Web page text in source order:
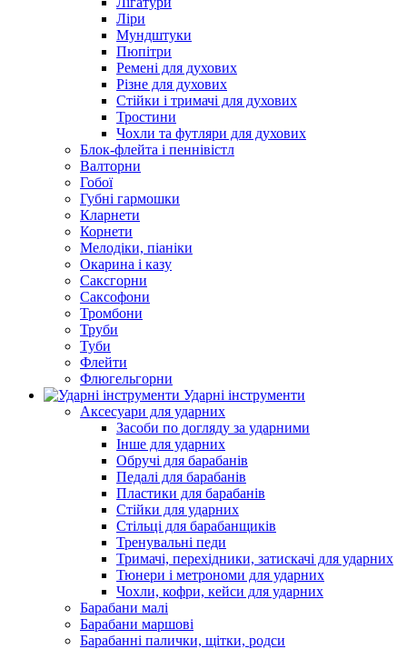
Ліри
Мундштуки
Пюпітри
Ремені для духових
Різне для духових
Стійки і тримачі для духових
Тростини
Чохли та футляри для духових
Блок-флейта і пеннівістл
Валторни
Гобої
Губні гармошки
Кларнети
Корнети
Мелодіки, піаніки
Окарина і казу
Саксгорни
Саксофони
Тромбони
Труби
Туби
Флейти
Флюгельгорни
Ударні інструменти
Аксесуари для ударних
Засоби по догляду за ударними
Інше для ударних
Обручі для барабанів
Педалі для барабанів
Пластики для барабанів
Стійки для ударних
Стільці для барабанщиків
Тренувальні педи
Тримачі, перехідники, затискачі для ударних
Тюнери і метрономи для ударних
Чохли, кофри, кейси для ударних
Барабани малі
Барабани маршові
Барабанні палички, щітки, родси